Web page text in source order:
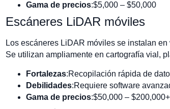
Gama de precios:$5,000 – $50,000
Escáneres LiDAR móviles
Los escáneres LiDAR móviles se instalan
Se utilizan ampliamente en cartografía vial,
Fortalezas:Recopilación rápida de
Debilidades:Requiere software
Gama de precios:$50,000 – $200,000+